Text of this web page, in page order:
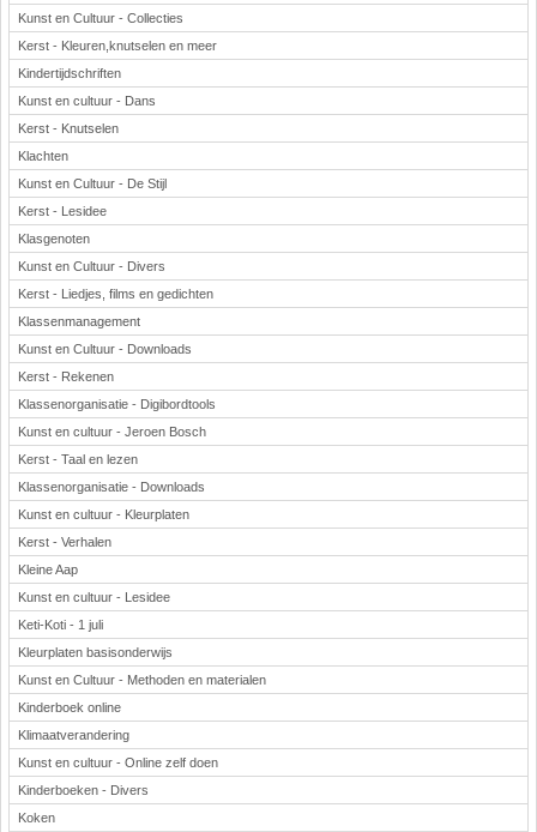
Kunst en Cultuur - Collecties
Kerst - Kleuren,knutselen en meer
Kindertijdschriften
Kunst en cultuur - Dans
Kerst - Knutselen
Klachten
Kunst en Cultuur - De Stijl
Kerst - Lesidee
Klasgenoten
Kunst en Cultuur - Divers
Kerst - Liedjes, films en gedichten
Klassenmanagement
Kunst en Cultuur - Downloads
Kerst - Rekenen
Klassenorganisatie - Digibordtools
Kunst en cultuur - Jeroen Bosch
Kerst - Taal en lezen
Klassenorganisatie - Downloads
Kunst en cultuur - Kleurplaten
Kerst - Verhalen
Kleine Aap
Kunst en cultuur - Lesidee
Keti-Koti - 1 juli
Kleurplaten basisonderwijs
Kunst en Cultuur - Methoden en materialen
Kinderboek online
Klimaatverandering
Kunst en cultuur - Online zelf doen
Kinderboeken - Divers
Koken